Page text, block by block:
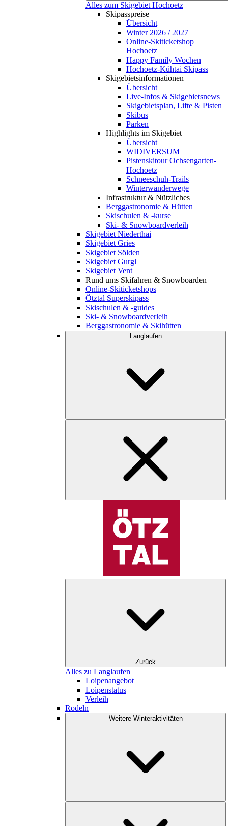
Alles zum Skigebiet Hochoetz
Skipasspreise
Übersicht
Winter 2026 / 2027
Online-Skiticketshop
Hochoetz
Happy Family Wochen
Hochoetz-Kühtai Skipass
Skigebietsinformationen
Übersicht
Live-Infos & Skigebietsnews
Skigebietsplan, Lifte & Pisten
Skibus
Parken
Highlights im Skigebiet
Übersicht
WIDIVERSUM
Pistenskitour Ochsengarten-
Hochoetz
Schneeschuh-Trails
Winterwanderwege
Infrastruktur & Nützliches
Berggastronomie & Hütten
Skischulen & -kurse
Ski- & Snowboardverleih
Skigebiet Niederthai
Skigebiet Gries
Skigebiet Sölden
Skigebiet Gurgl
Skigebiet Vent
Rund ums Skifahren & Snowboarden
Online-Skiticketshops
Ötztal Superskipass
Skischulen & -guides
Ski- & Snowboardverleih
Berggastronomie & Skihütten
Langlaufen
Zurück
Alles zu Langlaufen
Loipenangebot
Loipenstatus
Verleih
Rodeln
Weitere Winteraktivitäten